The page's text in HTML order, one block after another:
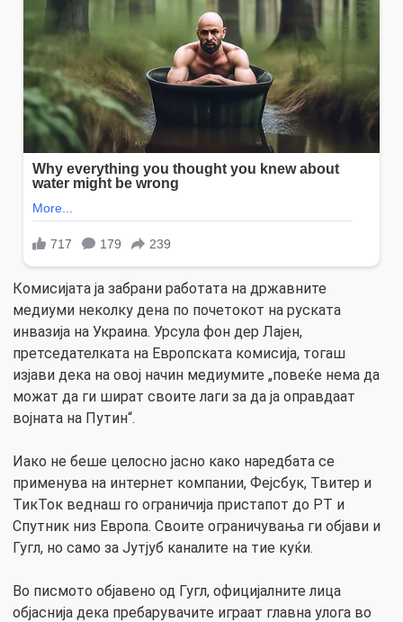
Комисијата ја забрани работата на државните
медиуми неколку дена по почетокот на руската
инвазија на Украина. Урсула фон дер Лајен,
претседателката на Европската комисија, тогаш
изјави дека на овој начин медиумите „повеќе нема да
можат да ги шират своите лаги за да ја оправдаат
војната на Путин“.
Иако не беше целосно јасно како наредбата се
применува на интернет компании, Фејсбук, Твитер и
ТикТок веднаш го ограничија пристапот до РТ и
Спутник низ Европа. Своите ограничувања ги објави и
Гугл, но само за Јутјуб каналите на тие куќи.
Во писмото објавено од Гугл, официјалните лица
објаснија дека пребарувачите играат главна улога во